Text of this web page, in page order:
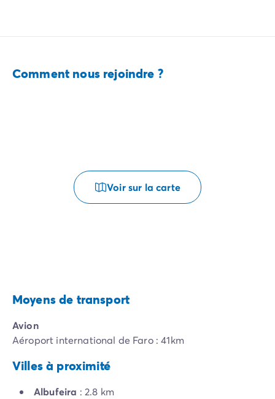
Comment nous rejoindre ?
Voir sur la carte
Moyens de transport
Avion
Aéroport international de Faro : 41km
Villes à proximité
Albufeira : 2.8 km